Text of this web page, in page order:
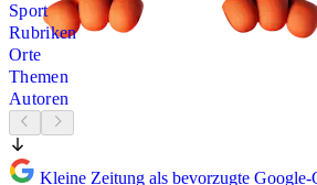
Sport
Rubriken
Orte
Themen
Autoren
Kleine Zeitung als bevorzugte